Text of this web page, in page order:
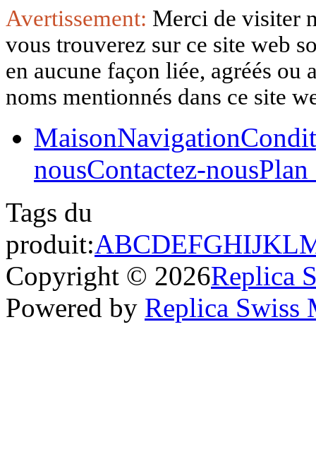
Avertissement: Merci de visiter
vous trouverez sur ce site web
en aucune façon liée, agréés
noms mentionnés dans ce site
MaisonNavigation
nousContactez-nousPlan
Tags du
produit:ABCDEFGHIJKL
Copyright © 2026Replica
Powered by Replica Swiss